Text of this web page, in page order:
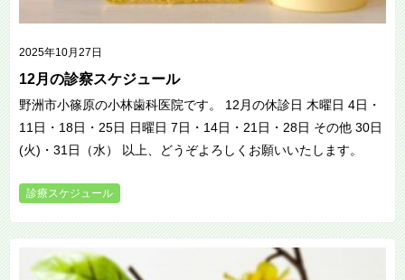
2025年10月27日
12月の診察スケジュール
野洲市小篠原の小林歯科医院です。 12月の休診日 木曜日 4日・
11日・18日・25日 日曜日 7日・14日・21日・28日 その他 30日
(火)・31日（水） 以上、どうぞよろしくお願いいたします。
診療スケジュール